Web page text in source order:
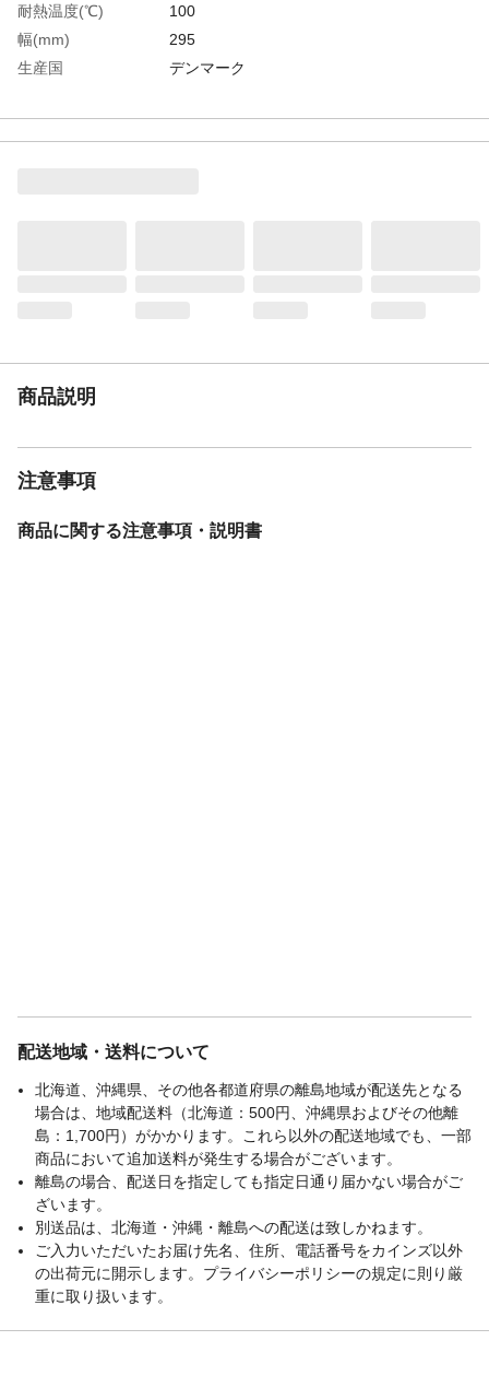
耐熱温度(℃)
100
幅(mm)
295
生産国
デンマーク
材質1
ポリプロピレン(PP)
商品説明
注意事項
商品に関する注意事項・説明書
配送地域・送料について
北海道、沖縄県、その他各都道府県の離島地域が配送先となる
場合は、地域配送料（北海道：500円、沖縄県およびその他離
島：1,700円）がかかります。これら以外の配送地域でも、一部
商品において追加送料が発生する場合がございます。
離島の場合、配送日を指定しても指定日通り届かない場合がご
ざいます。
別送品は、北海道・沖縄・離島への配送は致しかねます。
ご入力いただいたお届け先名、住所、電話番号をカインズ以外
の出荷元に開示します。プライバシーポリシーの規定に則り厳
重に取り扱います。